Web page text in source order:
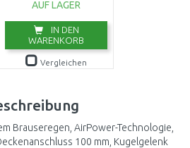
AUF LAGER
IN DEN
WARENKORB
Vergleichen
Brauseregen, AirPower-Technologie,
100 mm, Kugelgelenk